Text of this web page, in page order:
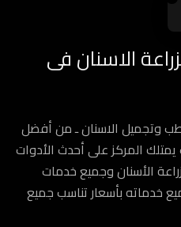
الاسنان فى
طب وتجميل الاسنان ـ من أفضل
المركز على أحدث الأدوات
الأسنان وجميع خدمات
خدماته بأسعار تناسب جميع